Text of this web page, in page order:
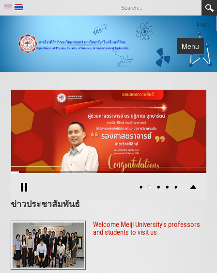
Login
Menu
หน้าหลัก
เกี่ยวกับภาควิชา
ติดต่อ
ห้องปฏิบัติการและหน่วยวิจัย
ข่าวประชาสัมพันธ์
Welcome Meiji University's professors
and students to visit us